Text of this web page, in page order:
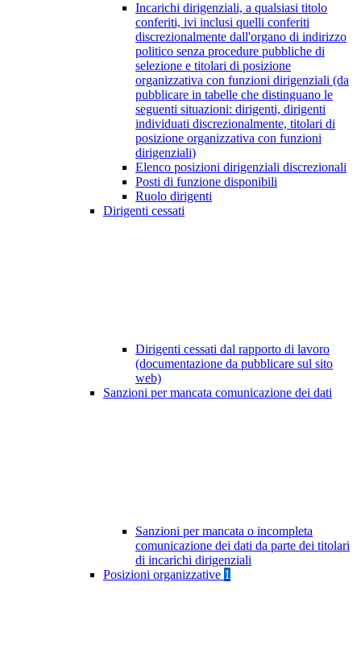
Incarichi dirigenziali, a qualsiasi titolo
conferiti, ivi inclusi quelli conferiti
discrezionalmente dall'organo di indirizzo
politico senza procedure pubbliche di
selezione e titolari di posizione
organizzativa con funzioni dirigenziali (da
pubblicare in tabelle che distinguano le
seguenti situazioni: dirigenti, dirigenti
individuati discrezionalmente, titolari di
posizione organizzativa con funzioni
dirigenziali)
Elenco posizioni dirigenziali discrezionali
Posti di funzione disponibili
Ruolo dirigenti
Dirigenti cessati
Dirigenti cessati dal rapporto di lavoro
(documentazione da pubblicare sul sito
web)
Sanzioni per mancata comunicazione dei dati
Sanzioni per mancata o incompleta
comunicazione dei dati da parte dei titolari
di incarichi dirigenziali
Posizioni organizzative 1